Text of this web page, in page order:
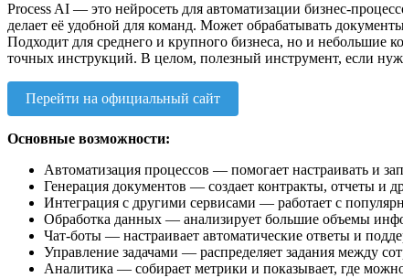
Process AI — это нейросеть для автоматизации бизнес-
делает её удобной для команд. Может обрабатывать
Подходит для среднего и крупного бизнеса, но и небольшие
точных инструкций. В целом, полезный инструмент, если
Перейти на официальный сайт
Основные возможности:
Автоматизация процессов — помогает настраивать и
Генерация документов — создает контракты, отчеты и
Интеграция с другими сервисами — работает с
Обработка данных — анализирует большие объемы
Чат-боты — настраивает автоматические ответы и
Управление задачами — распределяет задания между
Аналитика — собирает метрики и показывает, где